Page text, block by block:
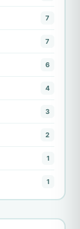
7
7
6
4
3
2
1
1